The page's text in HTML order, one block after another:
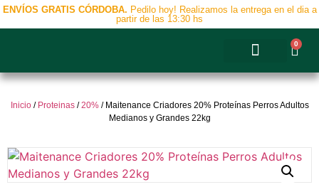
ENVÍOS GRATIS CÓRDOBA. Pedilo hoy! Realizamos la entrega en el dia a
partir de las 13:30 hs
0
Inicio/ Proteinas/20%/ Maitenance Criadores 20% Proteínas Perros Adultos
Medianos y Grandes 22kg